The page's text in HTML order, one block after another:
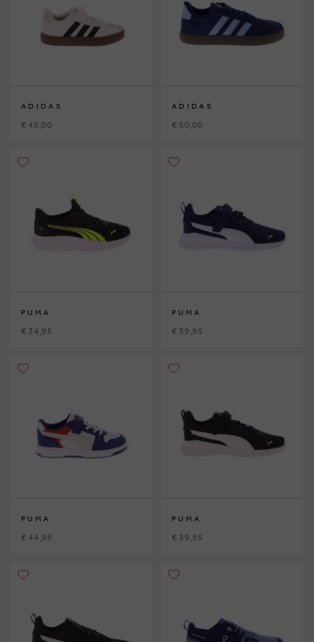
ADIDAS
€ 45,00
ADIDAS
€ 50,00
PUMA
€ 34,95
PUMA
€ 39,95
PUMA
€ 44,95
PUMA
€ 39,95